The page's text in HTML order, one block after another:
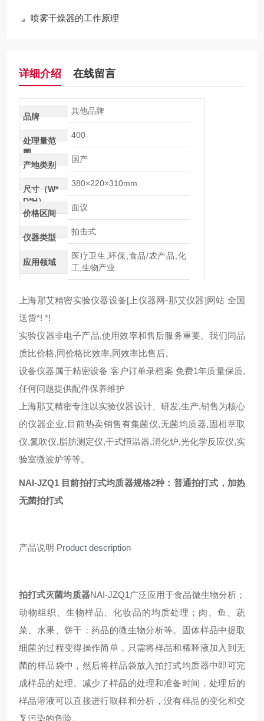
喷雾干燥器的工作原理
详细介绍 在线留言
品牌
其他品牌
处理量范
围
400
产地类别
国产
尺寸（W*
D*H）
380×220×310mm
价格区间
面议
仪器类型
拍击式
应用领域
医疗卫生,环保,食品/农产品,化
工,生物产业
上海那艾精密实验仪器设备[上仪器网-那艾仪器]网站 全国
送货*! *!
实验仪器非电子产品,使用效率和售后服务重要。我们同品
质比价格,同价格比效率,同效率比售后。
设备仪器属于精密设备 客户订单录档案 免费1年质量保质,
任何问题提供配件保养维护
上海那艾精密专注以实验仪器设计、研发,生产,销售为核心
的仪器企业,目前热卖销售有集菌仪,无菌均质器,固相萃取
仪,氮吹仪,脂肪测定仪,干式恒温器,消化炉,光化学反应仪,实
验室微波炉等等。
NAI-JZQ1 目前拍打式均质器规格2种：普通拍打式， 加热
无菌拍打式
产品说明 Product description
拍打式灭菌均质器NAI-JZQ1 广泛应用于食品微生物分析；
动物组织、生物样品、化妆品的均质处理；肉、鱼、蔬
菜、水果、饼干；药品的微生物分析等。固体样品中提取
细菌的过程变得操作简单，只需将样品和稀释液加入到无
菌的样品袋中，然后将样品袋放入拍打式均质器中即可完
成样品的处理。减少了样品的处理和准备时间，处理后的
样品溶液可以直接进行取样和分析，没有样品的变化和交
叉污染的危险。